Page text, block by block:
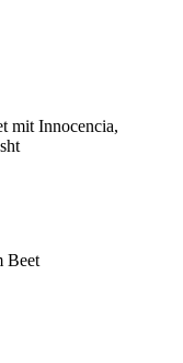
mit Innocencia,
Beet